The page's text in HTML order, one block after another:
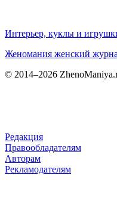
Интерьер, куклы и
Женомания женский
© 2014–2026
Редакция
Правообладателям
Авторам
Рекламодателям